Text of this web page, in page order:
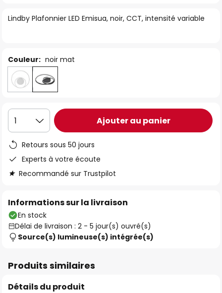
the
Lindby Plafonnier LED Emisua, noir, CCT, intensité variable
Couleur: noir mat
1 Ajouter au panier
Retours sous 50 jours
Experts à votre écoute
Recommandé sur Trustpilot
Informations sur la livraison
En stock
Délai de livraison : 2 - 5 jour(s) ouvré(s)
Source(s) lumineuse(s) intégrée(s)
Produits similaires
Détails du produit